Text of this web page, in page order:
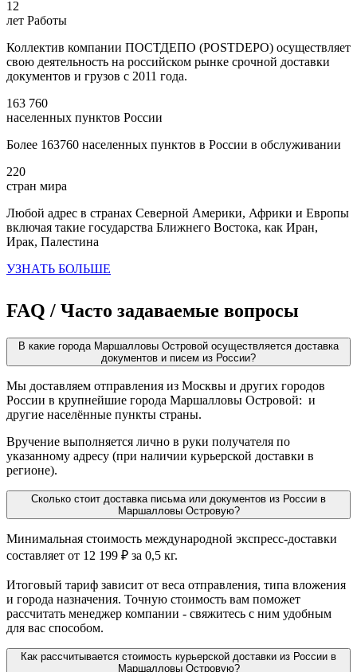
12
лет Работы
Коллектив компании ПОСТДЕПО (POSTDEPO) осуществляет
свою деятельность на российском рынке срочной доставки
документов и грузов с 2011 года.
163 760
населенных пунктов России
Более 163760 населенных пунктов в России в обслуживании
220
стран мира
Любой адрес в странах Северной Америки, Африки и Европы
включая такие государства Ближнего Востока, как Иран,
Ирак, Палестина
УЗНАТЬ БОЛЬШЕ
FAQ / Часто задаваемые вопросы
В какие города Маршалловы Островой осуществляется доставка
документов и писем из России?
Мы доставляем отправления из Москвы и других городов
России в крупнейшие города Маршалловы Островой: и
другие населённые пункты страны.
Вручение выполняется лично в руки получателя по
указанному адресу (при наличии курьерской доставки в
регионе).
Сколько стоит доставка письма или документов из России в
Маршалловы Островую?
Минимальная стоимость международной экспресс-доставки
составляет от 12 199 ₽ за 0,5 кг.
Итоговый тариф зависит от веса отправления, типа вложения
и города назначения. Точную стоимость вам поможет
рассчитать менеджер компании - свяжитесь с ним удобным
для вас способом.
Как рассчитывается стоимость курьерской доставки из России в
Маршалловы Островую?